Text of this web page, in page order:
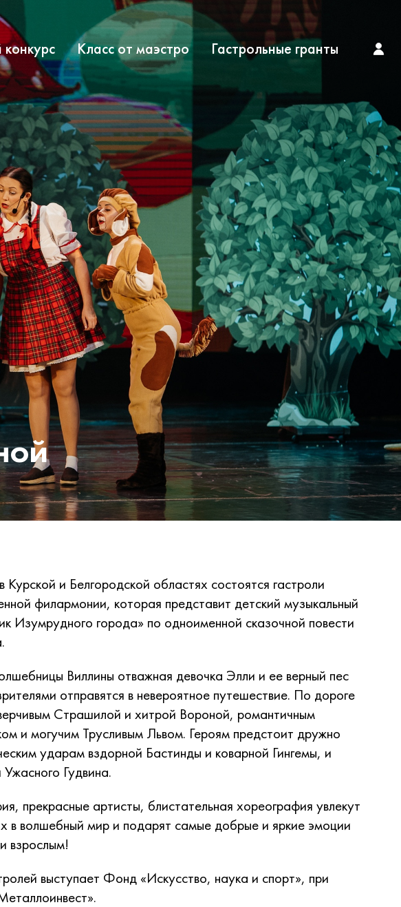
конкурс Класс от маэстро Гастрольные гранты
и Белгородской областях состоятся гастроли
филармонии, которая представит детский музыкальный
Изумрудного города» по одноименной сказочной повести
Виллины отважная девочка Элли и ее верный пес
отправятся в невероятное путешествие. По дороге
Страшилой и хитрой Вороной, романтичным
и могучим Трусливым Львом. Героям предстоит дружно
ударам вздорной Бастинды и коварной Гингемы, и
Гудвина.
прекрасные артисты, блистательная хореография увлекут
в волшебный мир и подарят самые добрые и яркие эмоции
взрослым!
выступает Фонд «Искусство, наука и спорт», при